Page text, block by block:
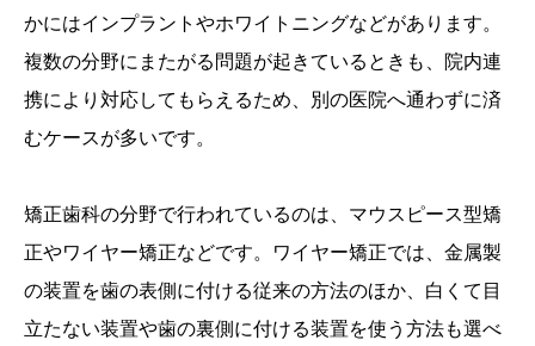
かにはインプラントやホワイトニングなどがあります。
複数の分野にまたがる問題が起きているときも、院内連
携により対応してもらえるため、別の医院へ通わずに済
むケースが多いです。
矯正歯科の分野で行われているのは、マウスピース型矯
正やワイヤー矯正などです。ワイヤー矯正では、金属製
の装置を歯の表側に付ける従来の方法のほか、白くて目
立たない装置や歯の裏側に付ける装置を使う方法も選べ